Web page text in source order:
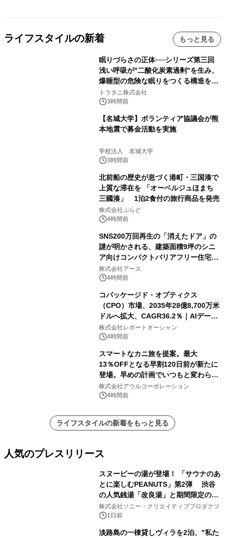
ライフスタイルの新着 もっと見る
眠りづらさの正体──シリーズ第三回
浅い呼吸が"二酸化炭素過剰"を生み、
爆睡型の危険な眠りをつくる構造を解
説
トラタニ株式会社
3時間前
【名城大学】ボランティア協議会が熊
本地震で募金活動を実施
学校法人 名城大学
3時間前
北前船の歴史が息づく港町・三国湊で
上質な滞在を 「オーベルジュほまち
三國湊」 1泊2食付の旅行商品を発売
株式会社ぷらど
4時間前
SNS200万回再生の「消えたドア」の
謎が明かされる、建築面積9坪のシニ
ア向けコンパクトバリアフリー住宅が
誕生
株式会社アース
4時間前
コパッケージド・オプティクス
（CPO）市場、2035年28億8,700万米
ドルへ拡大、CAGR36.2％｜AIデータ
センター・高速光通信需要が成長を加
速
株式会社レポートオーシャン
4時間前
スマートなカニ旅を提案。最大
13％OFFとなる早割120日前が新たに
登場。早めの計画でいつもと変わらぬ
大人の冬旅を。ー夕日ヶ浦温泉「佳松
苑 別邸ふうか」ー
株式会社アウルコーポレーション
4時間前
ライフスタイルの新着をもっと見る
人気のプレスリリース
スヌーピーの湯が登場！ 「サウナのあ
とに楽しむPEANUTS」第2弾 渋谷
の人気銭湯「改良湯」と期間限定のコ
ラボレーション サウナイキタイコラ
ボグッズも発売決定！
株式会社ソニー・クリエイティブプロダクツ
1日前
淡路島の一棟貸しヴィラを2泊、"私た